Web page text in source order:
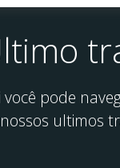
você pode
ultimos